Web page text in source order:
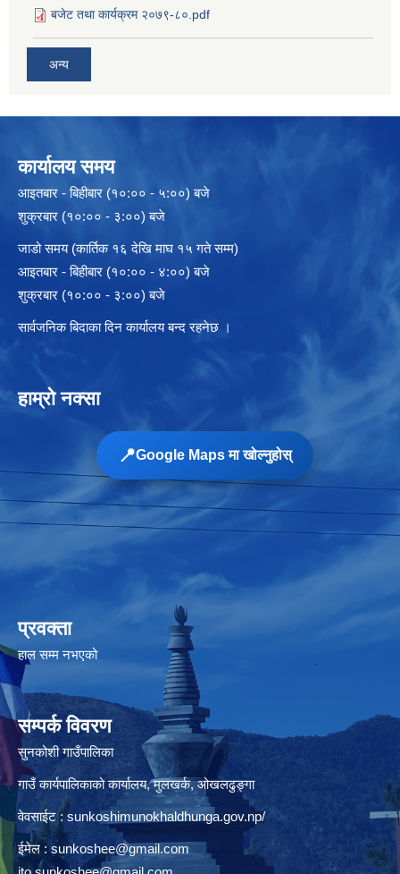
बजेट तथा कार्यक्रम २०७९-८०.pdf
अन्य
कार्यालय समय
आइतबार - बिहीबार (१०:०० - ५:००) बजे
शुक्रबार (१०:०० - ३:००) बजे
जाडो समय (कार्तिक १६ देखि माघ १५ गते सम्म)
आइतबार - बिहीबार (१०:०० - ४:००) बजे
शुक्रबार (१०:०० - ३:००) बजे
सार्वजनिक बिदाका दिन कार्यालय बन्द रहनेछ ।
हाम्रो नक्सा
📍Google Maps मा खोल्नुहोस्
प्रवक्ता
हाल सम्म नभएको
सम्पर्क विवरण
सुनकोशी गाउँपालिका
गाउँ कार्यपालिकाको कार्यालय, मुलखर्क, ओखलढुङ्गा
वेवसाईट : sunkoshimunokhaldhunga.gov.np/
ईमेल :sunkoshee@gmail.com